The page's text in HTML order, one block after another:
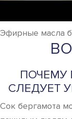
Эфирные масла
СЛЕДУЕТ
Сок бергамота